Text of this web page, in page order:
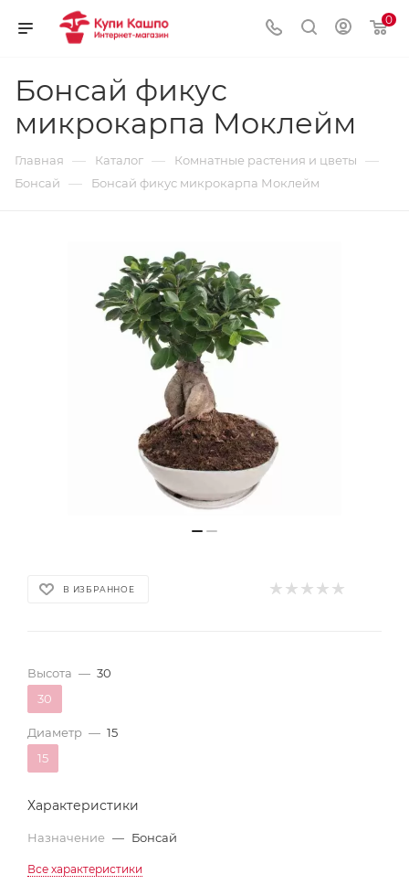
0
Бонсай фикус
микрокарпа Моклейм
Главная — Каталог — Комнатные растения и цветы —
Бонсай — Бонсай фикус микрокарпа Моклейм
В ИЗБРАННОЕ
Высота — 30
30
Диаметр — 15
15
Характеристики
Назначение — Бонсай
Все характеристики